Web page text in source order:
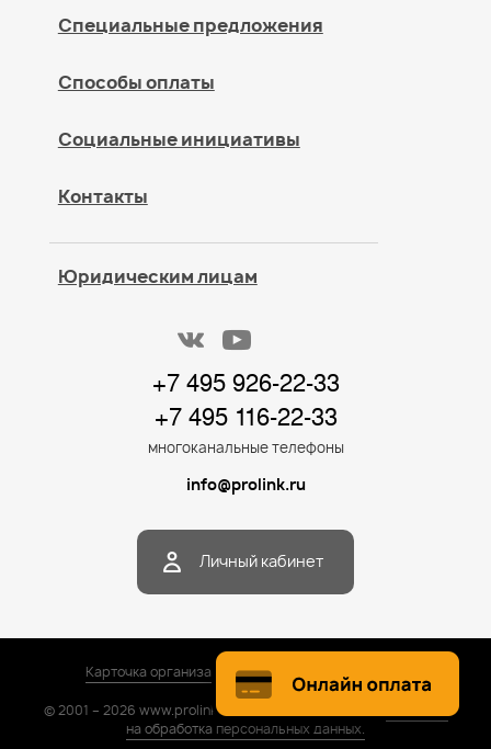
Специальные предложения
Способы оплаты
Социальные инициативы
Контакты
Юридическим лицам
+7 495 926-22-33
+7 495 116-22-33
многоканальные телефоны
info@prolink.ru
Личный кабинет
Карточка организации / PDF
© 2001 – 2026 www.prolink.ru. Все права защищены.
на обработка персональных данных.